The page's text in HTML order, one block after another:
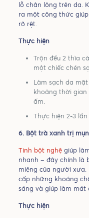
lỗ chân lông trên da.
ra một công thức
rõ rệt.
Thực hiện
Trộn đều 2 thìa
một chiếc chén
Làm sạch da
khoảng thời gian
ấm.
Thực hiện 2-3
6. Bột trà xanh trị
Tinh bột nghệgiúp
nhanh – đây chính là
miệng của người
cấp những khoáng
sáng và giúp làm mát
Thực hiện